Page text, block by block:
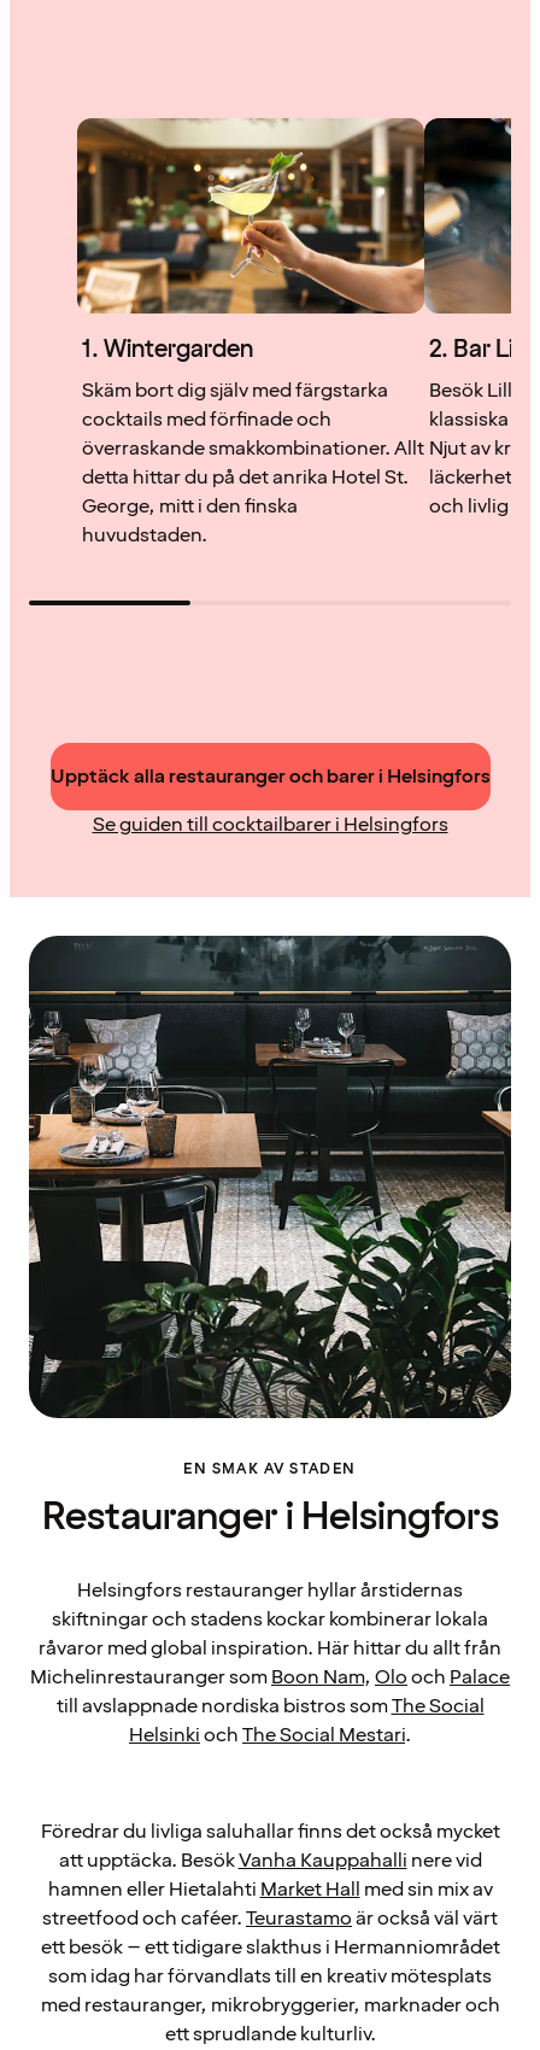
1. Wintergarden
Skäm bort dig själv med färgstarka
cocktails med förfinade och
överraskande smak­kombinationer. Allt
detta hittar du på det anrika Hotel St.
George, mitt i den finska
huvudstaden.
2. Bar
Besök Lilla
klassiska
Njut av
läckerheter
och livlig
Upptäck alla restauranger och barer i Helsingfors
Se guiden till cocktailbarer i Helsingfors
EN SMAK AV STADEN
Restauranger i Helsingfors
Helsingfors restauranger hyllar årstidernas
skiftningar och stadens kockar kombinerar lokala
råvaror med global inspiration. Här hittar du allt från
Michelinrestauranger somBoon Nam, Olooch Palace
till avslappnade nordiska bistros somThe Social
HelsinkiochThe Social Mestari.
Föredrar du livliga saluhallar finns det också mycket
att upptäcka. BesökVanha Kauppahalli nere vid
hamnen eller Hietalahti Market Hall med sin mix av
streetfood och caféer.Teurastamoär också väl värt
ett besök – ett tidigare slakthus i Hermanniområdet
som idag har förvandlats till en kreativ mötesplats
med restauranger, mikrobryggerier, marknader och
ett sprudlande kulturliv.